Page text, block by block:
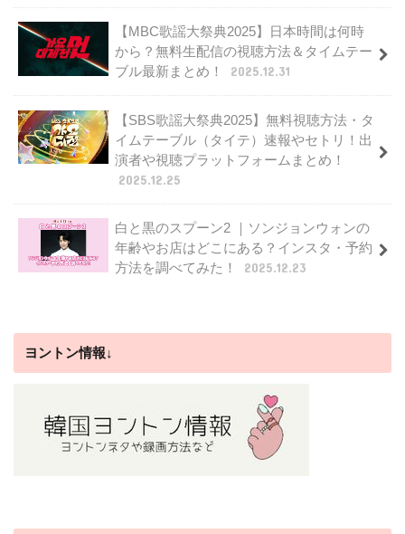
【MBC歌謡大祭典2025】日本時間は何時
から？無料生配信の視聴方法＆タイムテー
ブル最新まとめ！
2025.12.31
【SBS歌謡大祭典2025】無料視聴方法・タ
イムテーブル（タイテ）速報やセトリ！出
演者や視聴プラットフォームまとめ！
2025.12.25
白と黒のスプーン2 ｜ソンジョンウォンの
年齢やお店はどこにある？インスタ・予約
方法を調べてみた！
2025.12.23
ヨントン情報↓